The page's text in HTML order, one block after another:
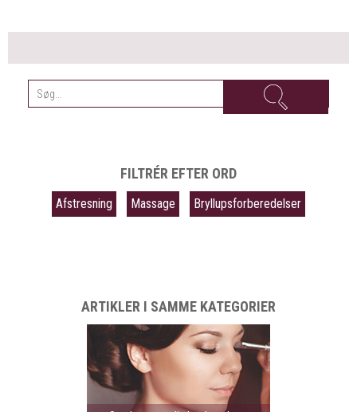
FILTRÉR EFTER ORD
Afstresning Massage Bryllupsforberedelser
ARTIKLER I SAMME KATEGORIER